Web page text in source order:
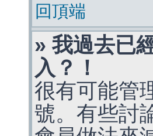
回頂端
» 我過去已
入？！
很有可能管
號。有些討